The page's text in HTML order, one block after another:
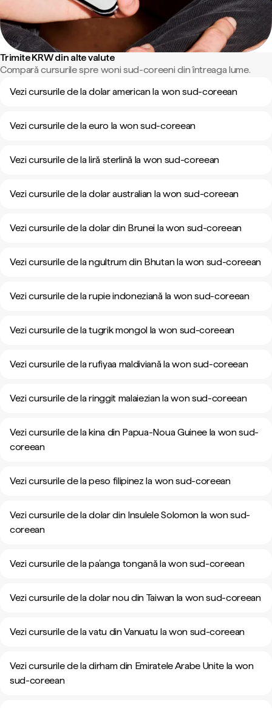
Trimite KRW din alte valute
Compară cursurile spre woni sud-coreeni din întreaga lume.
Vezi cursurile de la dolar american la won sud-coreean
Vezi cursurile de la euro la won sud-coreean
Vezi cursurile de la liră sterlină la won sud-coreean
Vezi cursurile de la dolar australian la won sud-coreean
Vezi cursurile de la dolar din Brunei la won sud-coreean
Vezi cursurile de la ngultrum din Bhutan la won sud-coreean
Vezi cursurile de la rupie indoneziană la won sud-coreean
Vezi cursurile de la tugrik mongol la won sud-coreean
Vezi cursurile de la rufiyaa maldiviană la won sud-coreean
Vezi cursurile de la ringgit malaiezian la won sud-coreean
Vezi cursurile de la kina din Papua-Noua Guinee la won sud-
coreean
Vezi cursurile de la peso filipinez la won sud-coreean
Vezi cursurile de la dolar din Insulele Solomon la won sud-
coreean
Vezi cursurile de la pa’anga tongană la won sud-coreean
Vezi cursurile de la dolar nou din Taiwan la won sud-coreean
Vezi cursurile de la vatu din Vanuatu la won sud-coreean
Vezi cursurile de la dirham din Emiratele Arabe Unite la won
sud-coreean